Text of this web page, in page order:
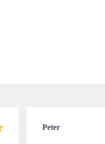
Peter